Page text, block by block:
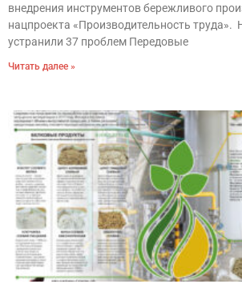
внедрения инструментов бережливого
нацпроекта «Производительность труда».
устранили 37 проблем Передовые
Читать далее »